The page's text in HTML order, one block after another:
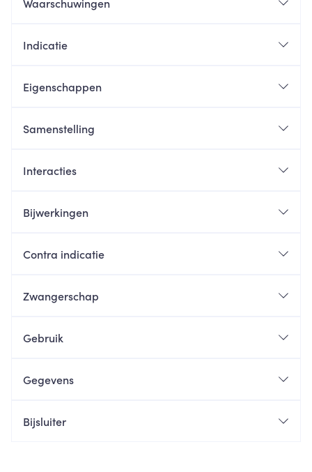
Indicatie
Eigenschappen
Samenstelling
Interacties
Bijwerkingen
Contra indicatie
Zwangerschap
Gebruik
Gegevens
Bijsluiter